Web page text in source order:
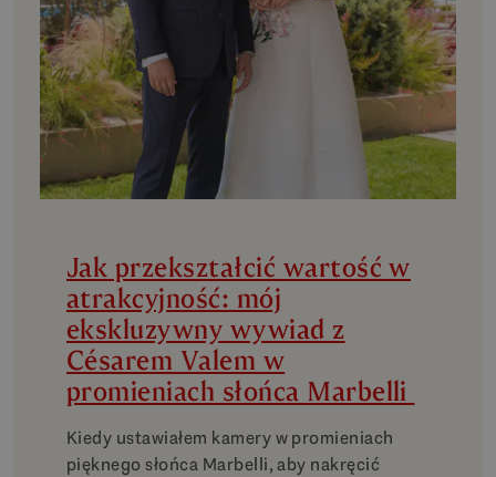
Jak przekształcić wartość w
atrakcyjność: mój
ekskluzywny wywiad z
Césarem Valem w
promieniach słońca Marbelli
Kiedy ustawiałem kamery w promieniach
pięknego słońca Marbelli, aby nakręcić